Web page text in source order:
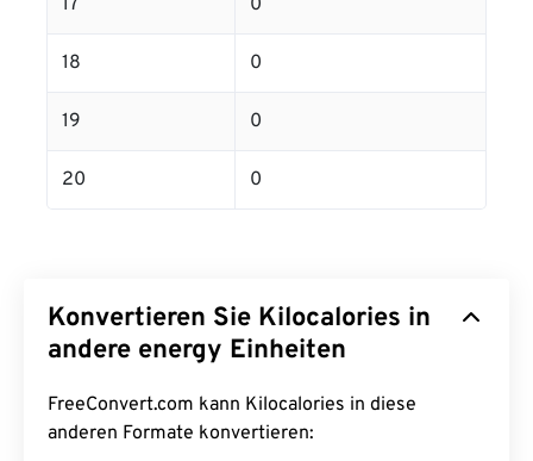
17 0
18 0
19 0
20 0
Konvertieren Sie Kilocalories in
andere energy Einheiten
FreeConvert.com kann Kilocalories in diese
anderen Formate konvertieren: